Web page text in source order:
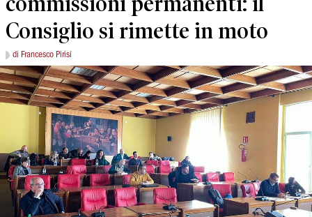
Consiglio si rimette in moto
di Francesco Pirisi